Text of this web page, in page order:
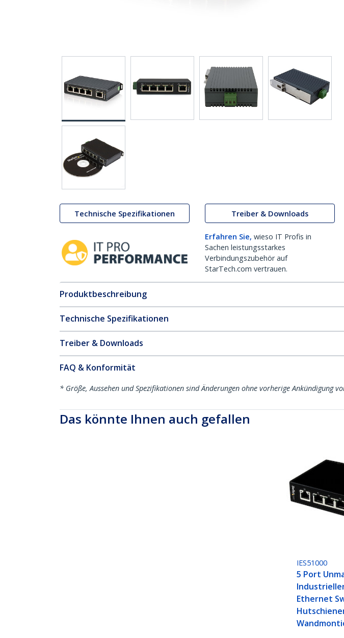
Technische Spezifikationen Treiber & Downloads
Erfahren Sie, wieso IT Profis in
Sachen leistungsstarkes
Verbindungszubehör auf
StarTech.com vertrauen.
Produktbeschreibung
Technische Spezifikationen
Treiber & Downloads
FAQ & Konformität
* Größe, Aussehen und Spezifikationen sind Änderungen ohne vorherige Ankündigung
Das könnte Ihnen auch gefallen
IES51000
5 Port
Ethernet